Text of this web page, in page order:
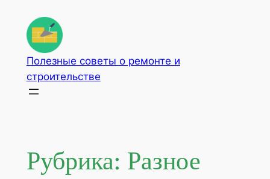
содержимому
Полезные советы о ремонте и
строительстве
Рубрика: Разное